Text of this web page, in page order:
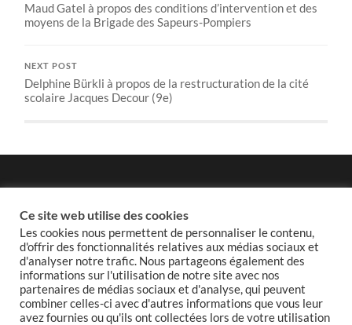
Maud Gatel à propos des conditions d’intervention et des
moyens de la Brigade des Sapeurs-Pompiers
NEXT POST
Delphine Bürkli à propos de la restructuration de la cité
scolaire Jacques Decour (9e)
Politique de cookies
Ce site web utilise des cookies
Les cookies nous permettent de personnaliser le contenu,
d'offrir des fonctionnalités relatives aux médias sociaux et
d'analyser notre trafic. Nous partageons également des
informations sur l'utilisation de notre site avec nos
partenaires de médias sociaux et d'analyse, qui peuvent
combiner celles-ci avec d'autres informations que vous leur
avez fournies ou qu'ils ont collectées lors de votre utilisation